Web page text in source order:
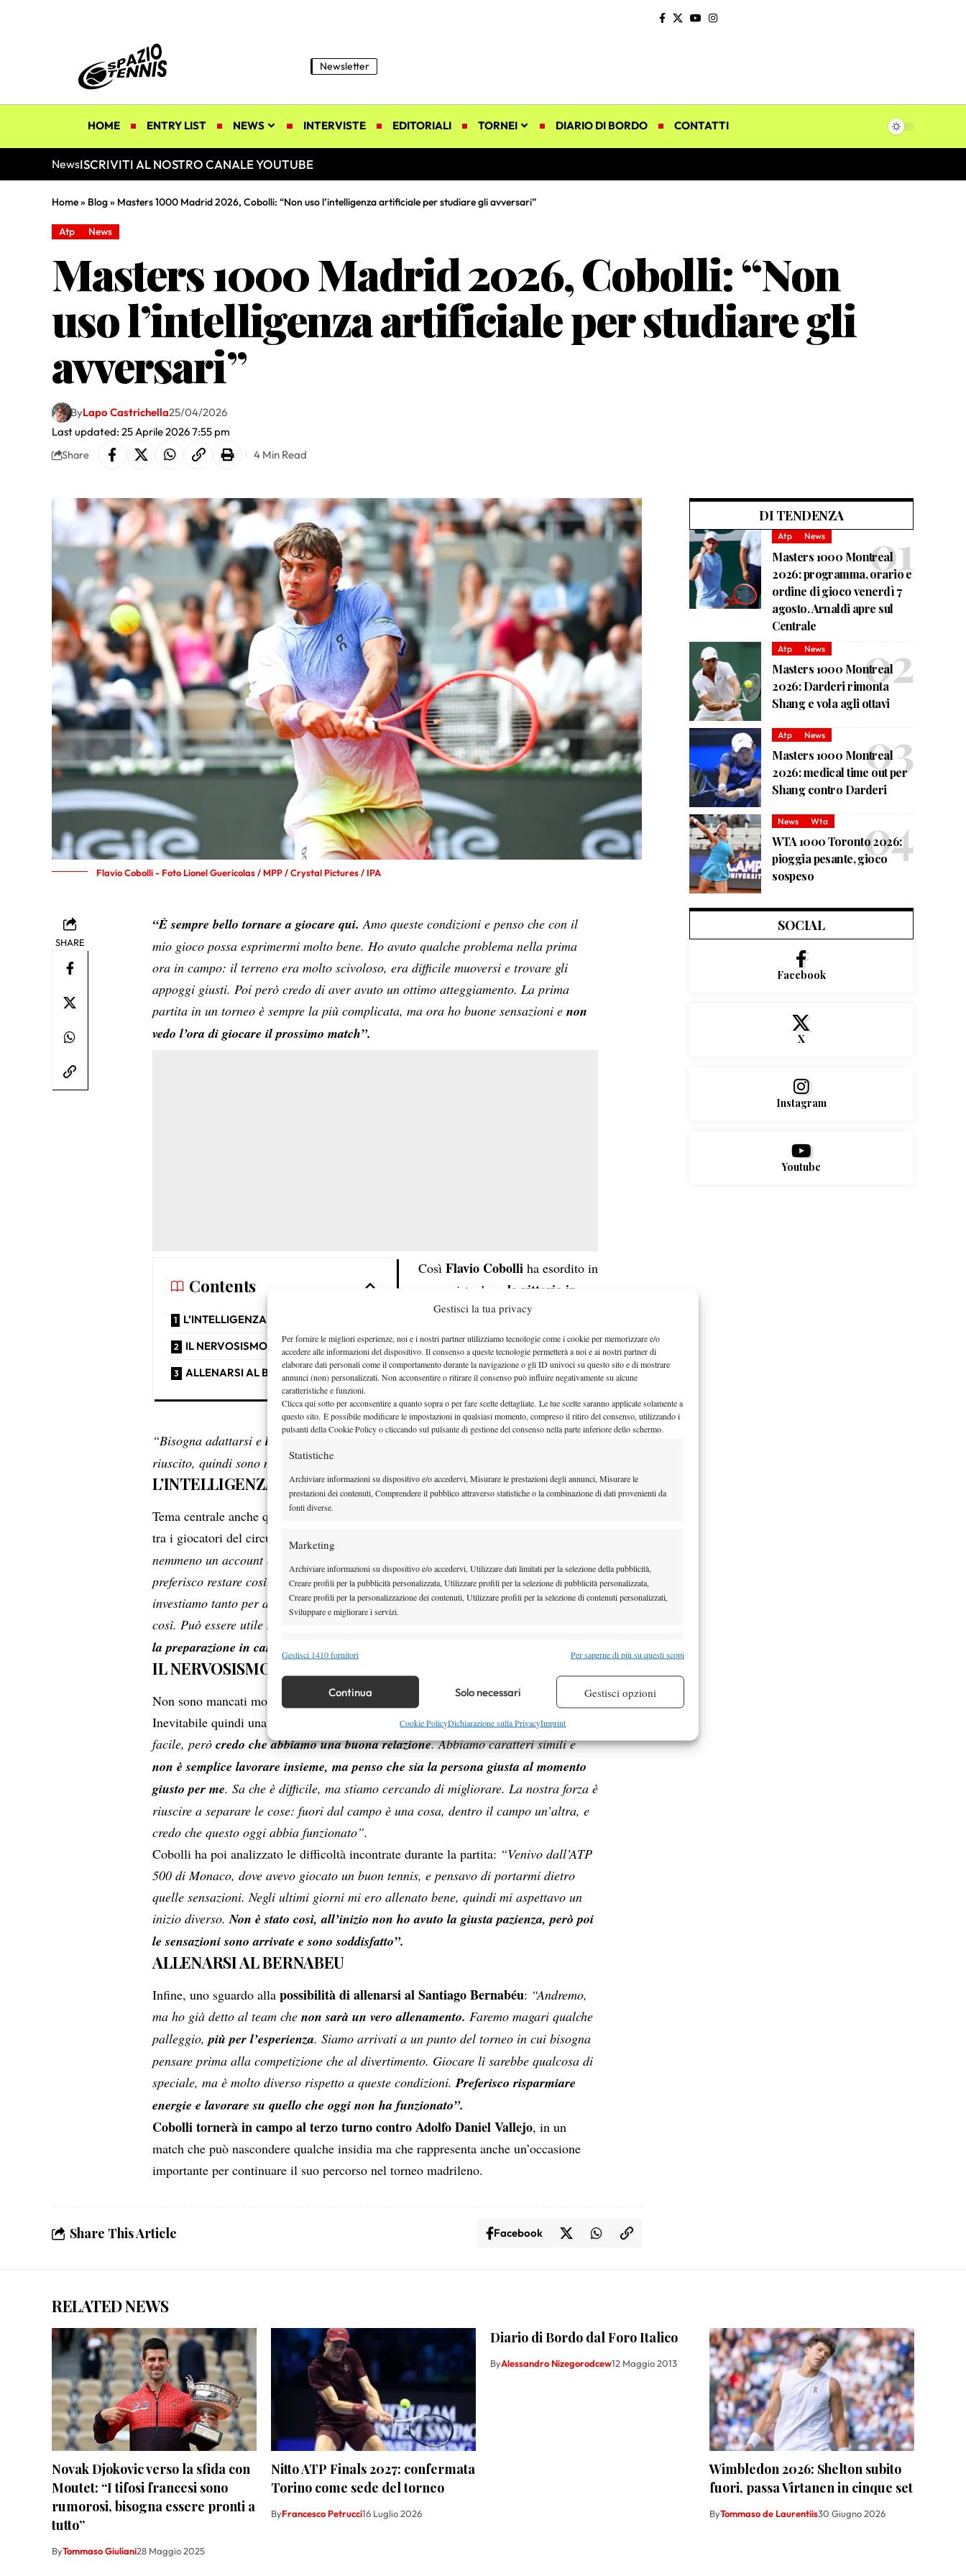
Gestisci la tua privacy
Per fornire le migliori esperienze, noi e i nostri partner utilizziamo tecnologie come i cookie per memorizzare e/o
accedere alle informazioni del dispositivo. Il consenso a queste tecnologie permetterà a noi e ai nostri partner di
elaborare dati personali come il comportamento durante la navigazione o gli ID univoci su questo sito e di mostrare
annunci (non) personalizzati. Non acconsentire o ritirare il consenso può influire negativamente su alcune
caratteristiche e funzioni.
Clicca qui sotto per acconsentire a quanto sopra o per fare scelte dettagliate. Le tue scelte saranno applicate solamente a
questo sito. È possibile modificare le impostazioni in qualsiasi momento, compreso il ritiro del consenso, utilizzando i
pulsanti della Cookie Policy o cliccando sul pulsante di gestione del consenso nella parte inferiore dello schermo.
Statistiche
Archiviare informazioni su dispositivo e/o accedervi, Misurare le prestazioni degli annunci, Misurare le
prestazioni dei contenuti, Comprendere il pubblico attraverso statistiche o la combinazione di dati provenienti da
fonti diverse.
Marketing
Archiviare informazioni su dispositivo e/o accedervi, Utilizzare dati limitati per la selezione della pubblicità,
Creare profili per la pubblicità personalizzata, Utilizzare profili per la selezione di pubblicità personalizzata,
Creare profili per la personalizzazione dei contenuti, Utilizzare profili per la selezione di contenuti personalizzati,
Sviluppare e migliorare i servizi.
Funzionalità
Identificare i dispositivi in base alle informazioni trasmesse automaticamente.
Garantire la sicurezza, prevenire e rilevare frodi, correggere errori,
Erogare e presentare pubblicità e contenuto, Salvare e comunicare le
scelte sulla privacy.
Sempre attivo
Gestisci 1410 fornitori Per saperne di più su questi scopi
Continua Solo necessari Gestisci opzioni
Cookie PolicyDichiarazione sulla PrivacyImprint
Newsletter
HOME ENTRY LIST NEWS INTERVISTE EDITORIALI TORNEI DIARIO DI BORDO CONTATTI
NewsISCRIVITI AL NOSTRO CANALE YOUTUBE
Home» Blog» Masters 1000 Madrid 2026, Cobolli: “Non uso l’intelligenza artificiale per studiare gli avversari”
Atp News
Masters 1000 Madrid 2026, Cobolli: “Non
uso l’intelligenza artificiale per studiare gli
avversari”
Last updated: 25 Aprile 2026 7:55 pm
ByLapo Castrichella25/04/2026
Share 4 Min Read
Flavio Cobolli - Foto Lionel Guericolas / MPP / Crystal Pictures / IPA
SHARE
“È sempre bello tornare a giocare qui. Amo queste condizioni e penso che con il
mio gioco possa esprimermi molto bene. Ho avuto qualche problema nella prima
ora in campo: il terreno era molto scivoloso, era difficile muoversi e trovare gli
appoggi giusti. Poi però credo di aver avuto un ottimo atteggiamento. La prima
partita in un torneo è sempre la più complicata, ma ora ho buone sensazioni e non
vedo l’ora di giocare il prossimo match”.
Contents
L’INTELLIGENZA ARTIFICIALE
IL NERVOSISMO CON L’ANGOLO
ALLENARSI AL BERNABEU
CosìFlavio Cobolli ha esordito in
zona mista dopola vittoria in
rimonta su Camilo Ugo
Carabelli nel secondo turno del
Masters 1000 di Madrid.
Soddisfatto l’azzurro, che ha
evidenziato anche la capacità di
adattarsi alle condizioni:
“Bisogna adattarsi elottare anche contro queste situazioni
e penso di esserci
riuscito, quindi sono molto contento”.
L’INTELLIGENZA ARTIFICIALE
Tema centrale anche quello dell’intelligenza artificiale
tra i giocatori del circuito. Cobolli è stato chiaro:
nemmeno un account e preferisco non farlo. Credo che sia un livello diverso e io
preferisco restare così. A questi livelli abbiamo già un team molto preparato,
investiamo tanto per avere le persone giuste intorno e credo che per il momento basti
così. Può essere utile magari per altri aspetti, come contratti o sponsor,
la preparazione in campo”.
IL NERVOSISMO CON L’ANGOLO
Non sono mancati momenti di tensione, con diversi sfoghi verso il proprio angolo.
Inevitabile quindi una riflessione s
ul rapporto con il padre e coach:“Non è sempre
facile, peròcredo che abbiamo una buona relazione. Abbiamo caratteri simili e
non è semplice lavorare insieme, ma penso che sia la persona giusta al momento
giusto per me. Sa che è difficile, ma stiamo cercando di migliorare. La nostra forza è
riuscire a separare le cose: fuori dal campo è una cosa, dentro il campo un’altra, e
credo che questo oggi abbia funzionato”.
Cobolli ha poi analizzato le difficoltà incontrate durante la partita: “Venivo dall’ATP
500 di Monaco, dove avevo giocato un buon tennis, e pensavo di portarmi dietro
quelle sensazioni. Negli ultimi giorni mi ero allenato bene, quindi mi aspettavo un
inizio diverso. Non è stato così, all’inizio non ho avuto la giusta pazienza, però poi
le sensazioni sono arrivate e sono soddisfatto”.
ALLENARSI AL BERNABEU
Infine, uno sguardo alla possibilità di allenarsi al Santiago Bernabéu: “Andremo,
ma ho già detto al team chenon sarà un vero allenamento. Faremo magari qualche
palleggio,più per l’esperienza. Siamo arrivati a un punto del torneo in cui bisogna
pensare prima alla competizione che al divertimento. Giocare lì sarebbe qualcosa di
speciale, ma è molto diverso rispetto a queste condizioni.Preferisco risparmiare
energie e lavorare su quello che oggi non ha funzionato”.
Cobolli tornerà in campo al terzo turno contro Adolfo Daniel Vallejo, in un
match che può nascondere qualche insidia ma che rappresenta anche un’occasione
importante per continuare il suo percorso nel torneo madrileno.
Share This Article Facebook
DI TENDENZA
Atp News
Masters 1000 Montreal
2026: programma, orario e
ordine di gioco venerdì 7
agosto. Arnaldi apre sul
Centrale
Atp News
Masters 1000 Montreal
2026: Darderi rimonta
Shang e vola agli ottavi
Atp News
Masters 1000 Montreal
2026: medical time out per
Shang contro Darderi
News Wta
WTA 1000 Toronto 2026:
pioggia pesante, gioco
sospeso
SOCIAL
Facebook
X
Instagram
Youtube
RELATED NEWS
Novak Djokovic verso la sfida con
Moutet: “I tifosi francesi sono
rumorosi, bisogna essere pronti a
tutto”
ByTommaso Giuliani28 Maggio 2025
Nitto ATP Finals 2027: confermata
Torino come sede del torneo
ByFrancesco Petrucci16 Luglio 2026
Diario di Bordo dal Foro Italico
ByAlessandro Nizegorodcew12 Maggio 2013
Wimbledon 2026: Shelton subito
fuori, passa Virtanen in cinque set
ByTommaso de Laurentiis30 Giugno 2026